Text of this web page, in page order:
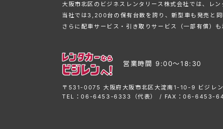
⼤阪市北区のビジネスレンタリース株式会社では、レン
当社では3,200台の保有台数を誇り、新型⾞も発売と同
さらに配⾞サービス・引き取りサービス（⼀部有償）
営業時間 9:00〜18:30
〒531-0075 大阪府大阪市北区大淀南1-10-9 ビジレ
TEL：06-6453-6333（代表） / FAX：06-6453-